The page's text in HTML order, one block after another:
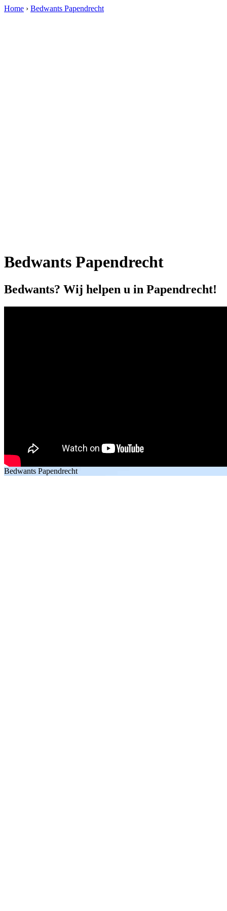
Home › Bedwants Papendrecht
Bedwants Papendrecht
Bedwants? Wij helpen u in Papendrecht!
Bedwants Papendrecht